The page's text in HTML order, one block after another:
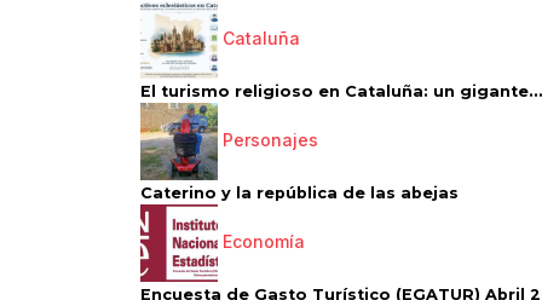
Cataluña
El turismo religioso en Cataluña: un gigante...
Personajes
Caterino y la república de las abejas
Economía
Encuesta de Gasto Turístico (EGATUR) Abril